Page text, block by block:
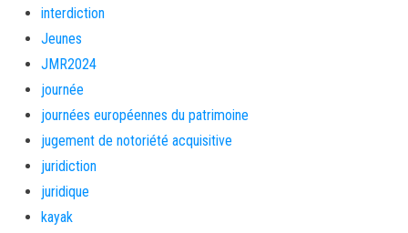
interdiction
Jeunes
JMR2024
journée
journées européennes du patrimoine
jugement de notoriété acquisitive
juridiction
juridique
kayak